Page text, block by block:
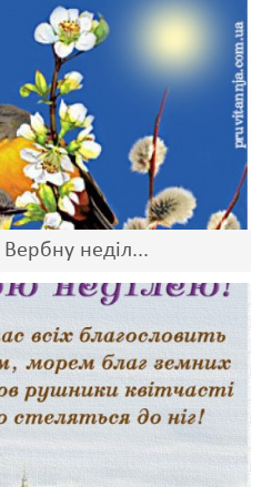
Вербну неділ...